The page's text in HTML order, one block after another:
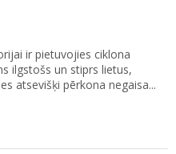
ir pietuvojies ciklona
ilgstošs un stiprs lietus,
atsevišķi pērkona negaisa...